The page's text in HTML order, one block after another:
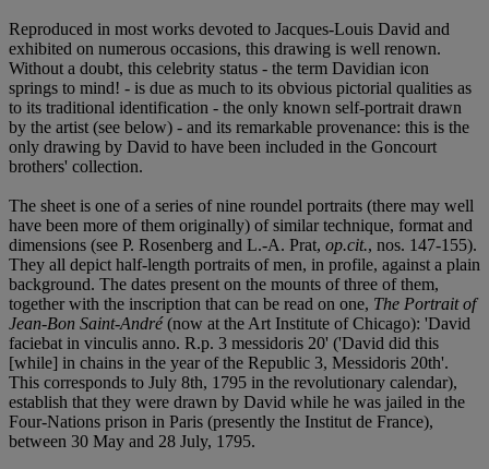
Reproduced in most works devoted to Jacques-Louis David and
exhibited on numerous occasions, this drawing is well renown.
Without a doubt, this celebrity status - the term Davidian icon
springs to mind! - is due as much to its obvious pictorial qualities as
to its traditional identification - the only known self-portrait drawn
by the artist (see below) - and its remarkable provenance: this is the
only drawing by David to have been included in the Goncourt
brothers' collection.
The sheet is one of a series of nine roundel portraits (there may well
have been more of them originally) of similar technique, format and
dimensions (see P. Rosenberg and L.-A. Prat, op.cit., nos. 147-155).
They all depict half-length portraits of men, in profile, against a plain
background. The dates present on the mounts of three of them,
together with the inscription that can be read on one, The Portrait of
Jean-Bon Saint-André(now at the Art Institute of Chicago): 'David
faciebat in vinculis anno. R.p. 3 messidoris 20' ('David did this
[while] in chains in the year of the Republic 3, Messidoris 20th'.
This corresponds to July 8th, 1795 in the revolutionary calendar),
establish that they were drawn by David while he was jailed in the
Four-Nations prison in Paris (presently the Institut de France),
between 30 May and 28 July, 1795.